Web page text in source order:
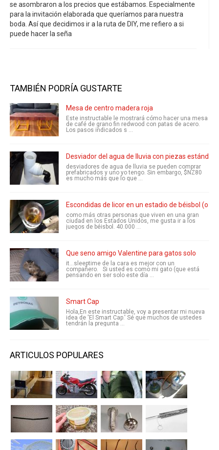
se asombraron a los precios que estábamos. Especialmente
para la invitación elaborada que queríamos para nuestra
boda. Así que decidimos ir a la ruta de DIY, me refiero a si
puede hacer la seña
TAMBIÉN PODRÍA GUSTARTE
Mesa de centro madera roja
Este instructable le mostrará cómo hacer una mesa
de café de grano fin redwood con patas de acero.
Los pasos indicados s ...
Desviador del agua de lluvia con piezas
desviadores de agua de lluvia se pueden comprar
prefabricados y uno yo tengo. Sin embargo, $NZ80
es mucho más que lo que ...
Escondidas de licor en un estadio de béisbol (o
como más otras personas que viven en una gran
ciudad en los Estados Unidos, me gusta ir a los
juegos de béisbol. 40.000 ...
Que seno amigo Valentine para gatos solo
it...sleeptime de la cara es mejor con un
compañero. Si usted es como mi gato (que está
pensando en ser solo este día ...
Smart Cap
Hola,En este instructable, voy a presentar mi nueva
idea de 'El Smart Cap.' Sé que muchos de ustedes
tendrán la pregunta ...
ARTICULOS POPULARES